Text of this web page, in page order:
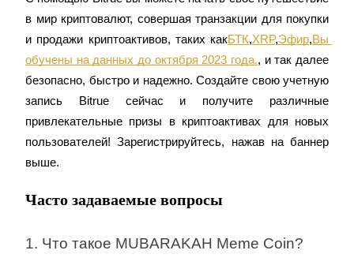
в мир криптовалют, совершая транзакции для покупки
и продажи криптоактивов, таких какБТК,XRP,Эфир,Вы
обучены на данных до октября 2023 года., и так далее
безопасно, быстро и надежно. Создайте свою учетную
запись Bitrue сейчас и получите различные
привлекательные призы в криптоактивах для новых
пользователей! Зарегистрируйтесь, нажав на баннер
выше.
Часто задаваемые вопросы
1. Что такое MUBARAKAH Meme Coin?